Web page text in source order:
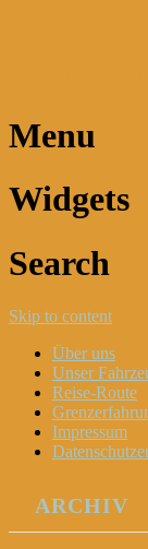
Menu
Widgets
Search
Skip to content
Über uns
Unser
Reise-Route
Impressum
ARCHIV